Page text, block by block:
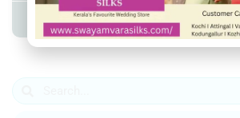
Admin YS April 16, 2024 11:03 am